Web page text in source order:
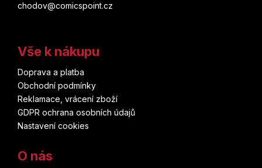
chodov@comicspoint.cz
Vše k nákupu
Doprava a platba
Obchodní podmínky
Reklamace, vrácení zboží
GDPR ochrana osobních údajů
Nastavení cookies
O nás